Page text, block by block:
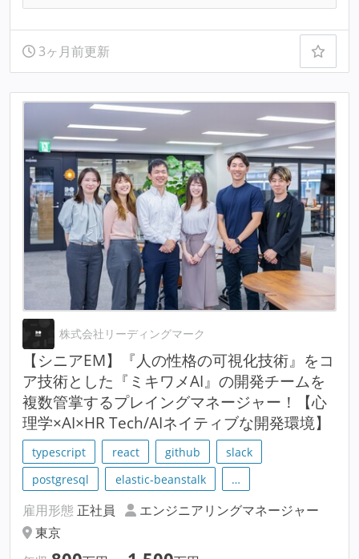
3ヶ月前更新
株式会社リーディングマーク
【シニアEM】『人の性格の可視化技術』をコ
ア技術とした『ミキワメAI』の開発チームを
複数管掌するプレイングマネージャー！【心
理学×AI×HR Tech/AIネイティブな開発環境】
typescript react github
slack
postgresql
elastic-beanstalk …
雇用形態 正社員
エンジニアリングマネージャー
東京